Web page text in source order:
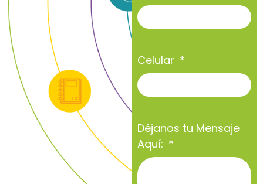
Celular
Déjanos tu Mensaje
Aquí: